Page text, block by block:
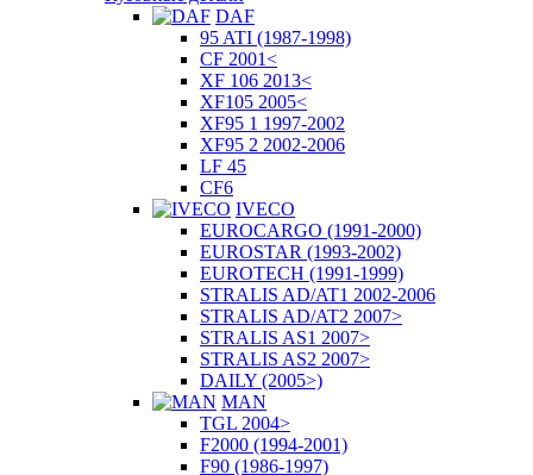
DAF
95 ATI (1987-1998)
CF 2001<
XF 106 2013<
XF105 2005<
XF95 1 1997-2002
XF95 2 2002-2006
LF 45
CF6
IVECO
EUROCARGO (1991-2000)
EUROSTAR (1993-2002)
EUROTECH (1991-1999)
STRALIS AD/AT1 2002-2006
STRALIS AD/AT2 2007>
STRALIS AS1 2007>
STRALIS AS2 2007>
DAILY (2005>)
MAN
TGL 2004>
F2000 (1994-2001)
F90 (1986-1997)